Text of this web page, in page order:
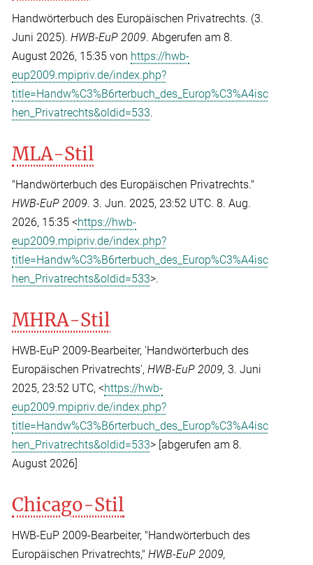
Handwörterbuch des Europäischen Privatrechts. (3.
Juni 2025).HWB-EuP 2009. Abgerufen am 8.
August 2026, 15:35 von https://hwb-
eup2009.mpipriv.de/index.php?
title=Handw%C3%B6rterbuch_des_Europ%C3%A4isc
hen_Privatrechts&oldid=533.
MLA-Stil
"Handwörterbuch des Europäischen Privatrechts."
HWB-EuP 2009. 3. Jun. 2025, 23:52 UTC. 8. Aug.
2026, 15:35 <https://hwb-
eup2009.mpipriv.de/index.php?
title=Handw%C3%B6rterbuch_des_Europ%C3%A4isc
hen_Privatrechts&oldid=533>.
MHRA-Stil
HWB-EuP 2009-Bearbeiter, 'Handwörterbuch des
Europäischen Privatrechts',HWB-EuP 2009, 3. Juni
2025, 23:52 UTC, <https://hwb-
eup2009.mpipriv.de/index.php?
title=Handw%C3%B6rterbuch_des_Europ%C3%A4isc
hen_Privatrechts&oldid=533> [abgerufen am 8.
August 2026]
Chicago-Stil
HWB-EuP 2009-Bearbeiter, "Handwörterbuch des
Europäischen Privatrechts,"HWB-EuP 2009,